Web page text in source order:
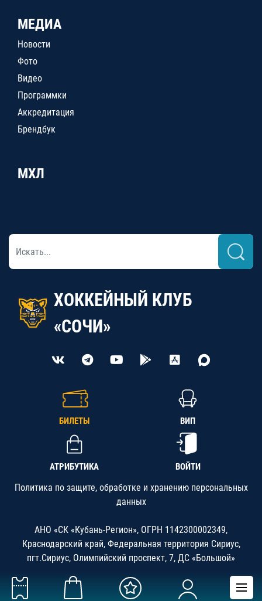
МЕДИА
Новости
Фото
Видео
Программки
Аккредитация
Брендбук
МХЛ
ХОККЕЙНЫЙ КЛУБ
«СОЧИ»
БИЛЕТЫ ВИП
АТРИБУТИКА ВОЙТИ
Политика по защите, обработке и хранению персональных
данных
АНО «СК «Кубань-Регион», ОГРН 1142300002349,
Краснодарский край, Федеральная территория Сириус,
пгт.Сириус, Олимпийский проспект, 7, ДС «Большой»